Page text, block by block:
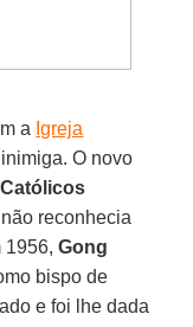
a Igreja
O novo
reconhecia
1956,Gong
bispo de
e foi lhe dada